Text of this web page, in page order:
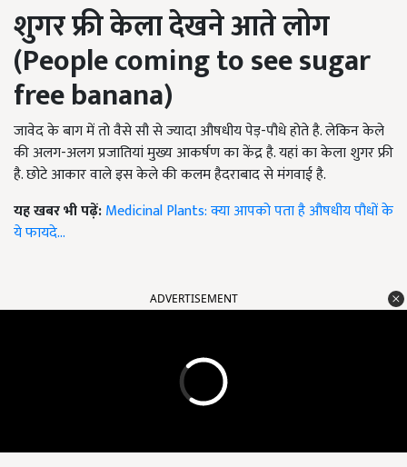
शुगर फ्री केला देखने आते लोग
(People coming to see sugar
free banana)
जावेद के बाग में तो वैसे सौ से ज्यादा औषधीय पेड़-पौधे होते है. लेकिन केले
की अलग-अलग प्रजातियां मुख्य आकर्षण का केंद्र है. यहां का केला शुगर फ्री
है. छोटे आकार वाले इस केले की कलम हैदराबाद से मंगवाई है.
यह खबर भी पढ़ें:Medicinal Plants: क्या आपको पता है औषधीय पौधों के
ये फायदे...
ADVERTISEMENT